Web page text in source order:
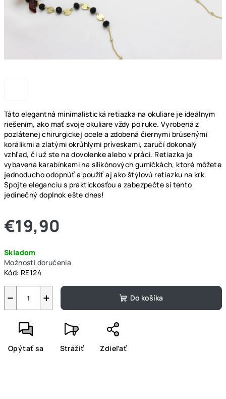
Táto elegantná minimalistická retiazka na okuliare je ideálnym
riešením, ako mať svoje okuliare vždy po ruke. Vyrobená z
pozlátenej chirurgickej ocele a zdobená čiernymi brúsenými
korálikmi a zlatými okrúhlymi príveskami, zaručí dokonalý
vzhľad, či už ste na dovolenke alebo v práci. Retiazka je
vybavená karabínkami na silikónových gumičkách, ktoré môžete
jednoducho odopnúť a použiť aj ako štýlovú retiazku na krk.
Spojte eleganciu s praktickosťou a zabezpečte si tento
jedinečný doplnok ešte dnes!
€19,90
cena:
Skladom
Možnosti doručenia
Kód: RE124
+
− Do košíka
Opýtať sa Strážiť Zdieľať